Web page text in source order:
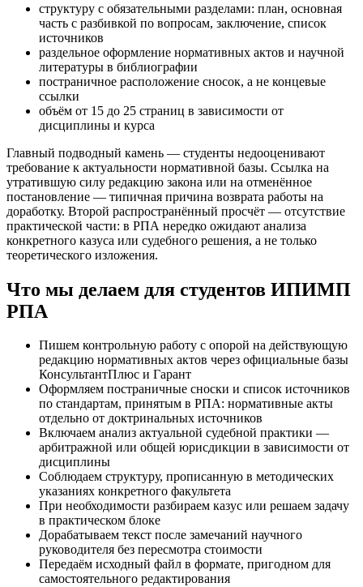
структуру с обязательными разделами: план, основная
часть с разбивкой по вопросам, заключение, список
источников
раздельное оформление нормативных актов и научной
литературы в библиографии
постраничное расположение сносок, а не концевые
ссылки
объём от 15 до 25 страниц в зависимости от
дисциплины и курса
Главный подводный камень — студенты недооценивают
требование к актуальности нормативной базы. Ссылка на
утратившую силу редакцию закона или на отменённое
постановление — типичная причина возврата работы на
доработку. Второй распространённый просчёт — отсутствие
практической части: в РПА нередко ожидают анализа
конкретного казуса или судебного решения, а не только
теоретического изложения.
Что мы делаем для студентов ИПИМП
РПА
Пишем контрольную работу с опорой на действующую
редакцию нормативных актов через официальные базы
КонсультантПлюс и Гарант
Оформляем постраничные сноски и список источников
по стандартам, принятым в РПА: нормативные акты
отдельно от доктринальных источников
Включаем анализ актуальной судебной практики —
арбитражной или общей юрисдикции в зависимости от
дисциплины
Соблюдаем структуру, прописанную в методических
указаниях конкретного факультета
При необходимости разбираем казус или решаем задачу
в практическом блоке
Дорабатываем текст после замечаний научного
руководителя без пересмотра стоимости
Передаём исходный файл в формате, пригодном для
самостоятельного редактирования